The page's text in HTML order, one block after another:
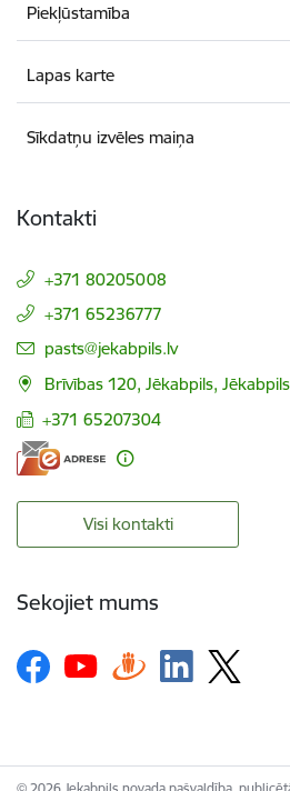
Piekļūstamība
Lapas karte
Sīkdatņu izvēles maiņa
Kontakti
+371 80205008
+371 65236777
E-pasts:
pasts@jekabpils.lv
Brīvības 120, Jēkabpils,
+371 65207304
Visi kontakti
Sekojiet mums